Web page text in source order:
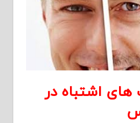
های اشتباه در